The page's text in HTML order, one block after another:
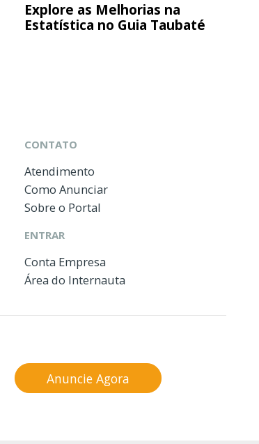
Explore as Melhorias na
Estatística no Guia Taubaté
CONTATO
Atendimento
Como Anunciar
Sobre o Portal
ENTRAR
Conta Empresa
Área do Internauta
Anuncie Agora